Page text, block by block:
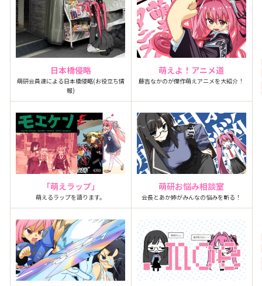
日本橋侵略
萌研会員達による日本橋侵略(お役立ち情
報)
萌えよ！アニメ道
藤吉なかのが傑作萌えアニメを大紹介！
「萌えラップ」
萌えるラップを語ります。
萌研お悩み相談室
会長とあか姉がみんなの悩みを斬る！